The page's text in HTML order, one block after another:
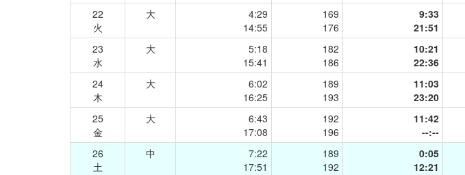
22
火
大
4:29
14:55
169
176
9:33
21:51
23
水
大
5:18
15:41
182
186
10:21
22:36
24
木
大
6:02
16:25
189
193
11:03
23:20
25
金
大
6:43
17:08
192
196
11:42
--:--
26
土
中
7:22
17:51
189
192
0:05
12:21